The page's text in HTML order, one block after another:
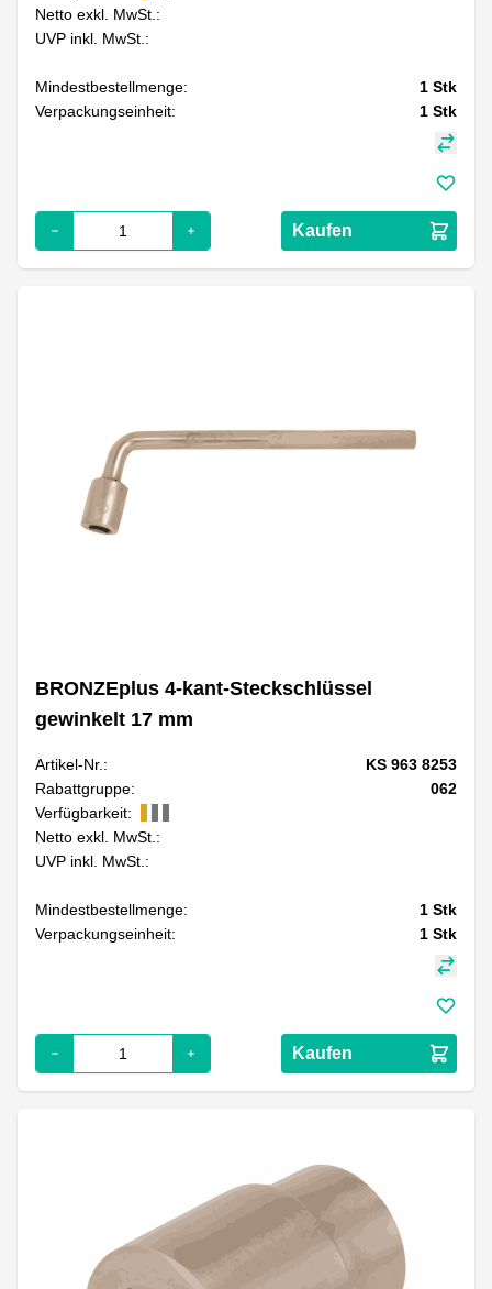
Netto exkl. MwSt.:
UVP inkl. MwSt.:
Mindestbestellmenge: 1 Stk
Verpackungseinheit:
1 Stk
Kaufen
BRONZEplus 4-kant-Steckschlüssel
gewinkelt 17 mm
Artikel-Nr.:
KS 963 8253
Rabattgruppe:
062
Verfügbarkeit:
Netto exkl. MwSt.:
UVP inkl. MwSt.:
Mindestbestellmenge: 1 Stk
Verpackungseinheit:
1 Stk
Kaufen